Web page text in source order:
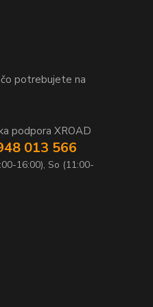
potrebujete na
podpora XROAD
013 566
16:00), So (11:00-